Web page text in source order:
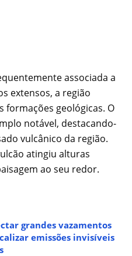
associada a
extensos, a região
geológicas. O
notável, destacando-
vulcânico da região.
atingiu alturas
ao seu redor.
grandes vazamentos
emissões invisíveis